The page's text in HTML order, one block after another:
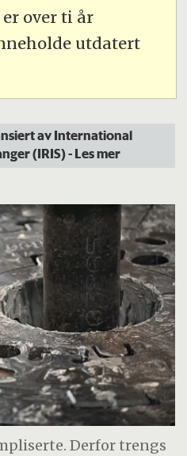
over ti år
utdatert
av International
(IRIS)- Les mer
Derfor trengs